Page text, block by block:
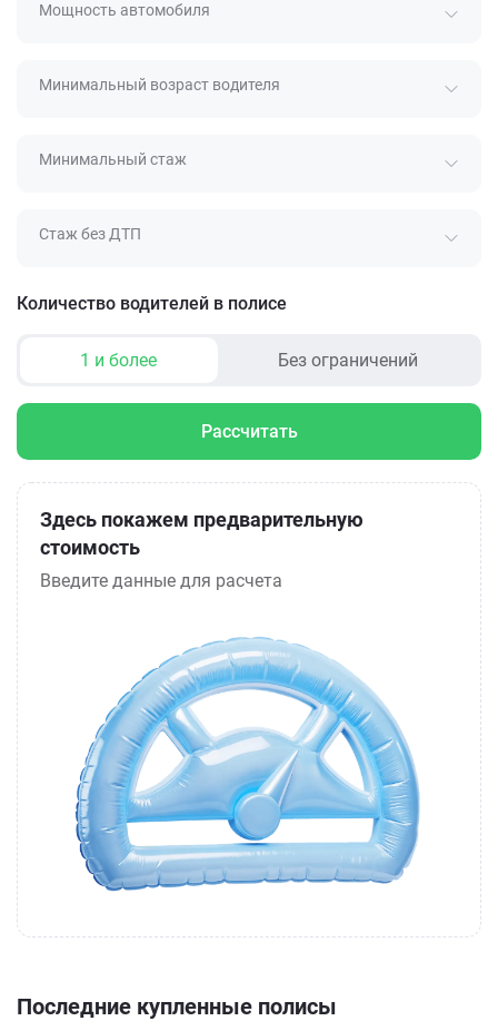
Мощность автомобиля
Минимальный возраст водителя
Минимальный стаж
Стаж без ДТП
Количество водителей в полисе
1 и более Без ограничений
Рассчитать
Здесь покажем предварительную
стоимость
Введите данные для расчета
Последние купленные полисы